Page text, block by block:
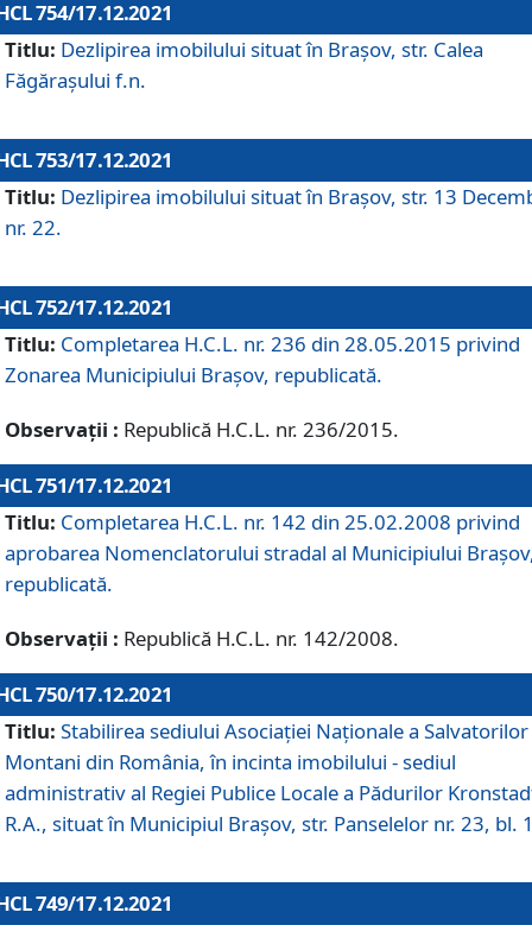
754/17.12.2021
Titlu: Dezlipirea imobilului situat în Brașov, str. Calea
Făgărașului f.n.
753/17.12.2021
Titlu: Dezlipirea imobilului situat în Brașov, str. 13
nr. 22.
752/17.12.2021
Titlu: Completarea H.C.L. nr. 236 din 28.05.2015 privind
Zonarea Municipiului Braşov, republicată.
Observații : Republică H.C.L. nr. 236/2015.
751/17.12.2021
Titlu: Completarea H.C.L. nr. 142 din 25.02.2008 privind
aprobarea Nomenclatorului stradal al Municipiului
republicată.
Observații : Republică H.C.L. nr. 142/2008.
750/17.12.2021
Titlu: Stabilirea sediului Asociației Naționale a Salvatorilor
Montani din România, în incinta imobilului - sediul
administrativ al Regiei Publice Locale a Pădurilor
R.A., situat în Municipiul Braşov, str. Panselelor nr. 23, bl.
749/17.12.2021